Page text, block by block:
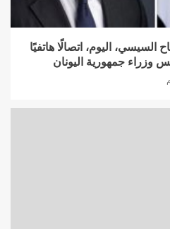
السيسي، اليوم، اتصالًا هاتفيًا
وزراء جمهورية اليونان